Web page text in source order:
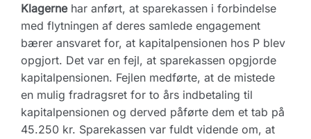
Klagernehar anført, at sparekassen i forbindelse
med flytningen af deres samlede engagement
bærer ansvaret for, at kapitalpensionen hos P blev
opgjort. Det var en fejl, at sparekassen opgjorde
kapitalpensionen. Fejlen medførte, at de mistede
en mulig fradragsret for to års indbetaling til
kapitalpensionen og derved påførte dem et tab på
45.250 kr. Sparekassen var fuldt vidende om, at